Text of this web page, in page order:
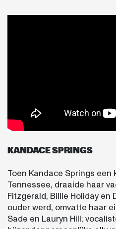
KANDACE SPRINGS
Toen Kandace Springs een
Tennessee, draaide haar
Fitzgerald, Billie Holiday en
ouder werd, omvatte haar
Sade en Lauryn Hill;